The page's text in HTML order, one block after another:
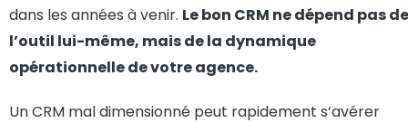
dans les années à venir. Le bon CRM ne dépend pas de
l’outil lui-même, mais de la dynamique
opérationnelle de votre agence.
Un CRM mal dimensionné peut rapidement s’avérer